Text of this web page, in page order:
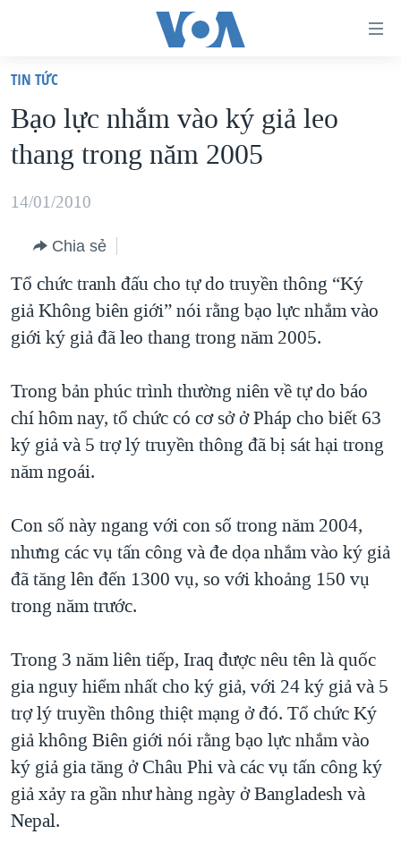
truy
cập
Tới
dung
chính
điều
hướng
chính
tới
"Tìm"
VIỆT NAM
HOA KỲ
BIỂN ĐÔNG
BLOG
DIỄN ĐÀN
MỤC
VẠCH TRẦN TIN GIẢ
NGƯỜI VIỆT HẢI NGOẠI
ĐỜI SỐNG
KINH TẾ
KHOA HỌC
SỨC KHOẺ
VĂN HOÁ
THỂ THAO
CHUYÊN ĐỀ
CHIẾN TRANH THƯƠNG MẠI CỦA MỸ: QUÁ KHỨ VÀ HIỆN
TẠI
HÀNH TRÌNH BẦU CỬ 2024
MỘT NĂM CHIẾN TRANH TẠI DẢI GAZA
NGÀY TỊ NẠN THẾ GIỚI
TRỊNH VĨNH BÌNH - NGƯỜI HẠ 'BÊN THẮNG CUỘC'
GROUND ZERO – XƯA VÀ NAY
CÁC GIÁ TRỊ CỘNG HÒA Ở VIỆT NAM
THƯỢNG ĐỈNH TRUMP-KIM TẠI VIỆT NAM
TRỊNH VĨNH BÌNH VS. CHÍNH PHỦ VIỆT NAM
NGƯ DÂN VIỆT VÀ LÀN SÓNG TRỘM HẢI SÂM
BÊN KIA QUỐC LỘ: TIẾNG VỌNG TỪ NÔNG THÔN MỸ
QUAN HỆ VIỆT MỸ
HỌC TIẾNG ANH
VIDEO
NGHE
Ngôn ngữ khác
TIN TỨC
Bạo lực nhắm vào ký giả leo
thang trong năm 2005
14/01/2010
Chia sẻ
Tổ chức tranh đấu cho tự do truyền thông “Ký
giả Không biên giới” nói rằng bạo lực nhắm vào
giới ký giả đã leo thang trong năm 2005.
Trong bản phúc trình thường niên về tự do báo
chí hôm nay, tổ chức có cơ sở ở Pháp cho biết 63
ký giả và 5 trợ lý truyền thông đã bị sát hại trong
năm ngoái.
Con số này ngang với con số trong năm 2004,
nhưng các vụ tấn công và đe dọa nhắm vào ký giả
đã tăng lên đến 1300 vụ, so với khoảng 150 vụ
trong năm trước.
Trong 3 năm liên tiếp, Iraq được nêu tên là quốc
gia nguy hiểm nhất cho ký giả, với 24 ký giả và 5
trợ lý truyền thông thiệt mạng ở đó. Tổ chức Ký
giả không Biên giới nói rằng bạo lực nhắm vào
ký giả gia tăng ở Châu Phi và các vụ tấn công ký
giả xảy ra gần như hàng ngày ở Bangladesh và
Nepal.